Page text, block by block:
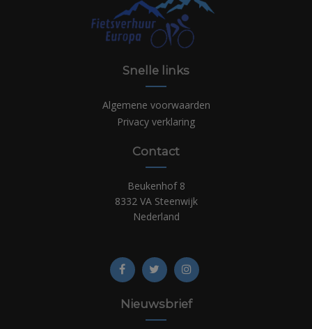
Snelle links
Algemene voorwaarden
Privacy verklaring
Contact
Beukenhof 8
8332 VA Steenwijk
Nederland
Nieuwsbrief